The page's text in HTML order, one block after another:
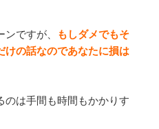
ですが、
もしダメでもそ
けの話なのであなたに損は
のは手間も時間もかかりす